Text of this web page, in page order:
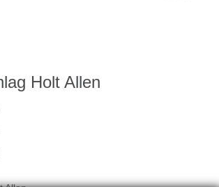
Holt Allen